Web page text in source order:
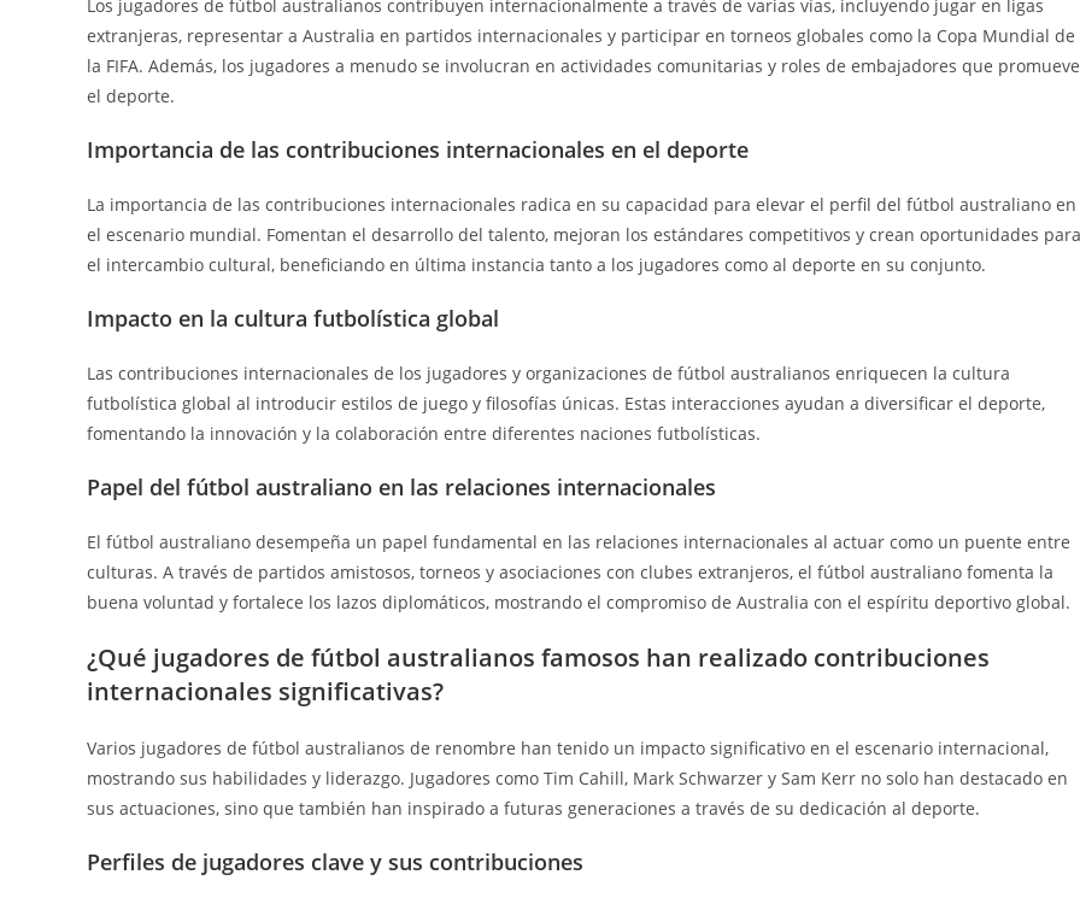
Los jugadores de fútbol australianos contribuyen internacionalmente a través de varias vías, incluyendo jugar en ligas
extranjeras, representar a Australia en partidos internacionales y participar en torneos globales como la Copa Mundial de
la FIFA. Además, los jugadores a menudo se involucran en actividades comunitarias y roles de embajadores que
el deporte.
Importancia de las contribuciones internacionales en el deporte
La importancia de las contribuciones internacionales radica en su capacidad para elevar el perfil del fútbol australiano en
el escenario mundial. Fomentan el desarrollo del talento, mejoran los estándares competitivos y crean oportunidades para
el intercambio cultural, beneficiando en última instancia tanto a los jugadores como al deporte en su conjunto.
Impacto en la cultura futbolística global
Las contribuciones internacionales de los jugadores y organizaciones de fútbol australianos enriquecen la cultura
futbolística global al introducir estilos de juego y filosofías únicas. Estas interacciones ayudan a diversificar el deporte,
fomentando la innovación y la colaboración entre diferentes naciones futbolísticas.
Papel del fútbol australiano en las relaciones internacionales
El fútbol australiano desempeña un papel fundamental en las relaciones internacionales al actuar como un puente entre
culturas. A través de partidos amistosos, torneos y asociaciones con clubes extranjeros, el fútbol australiano fomenta la
buena voluntad y fortalece los lazos diplomáticos, mostrando el compromiso de Australia con el espíritu deportivo global.
¿Qué jugadores de fútbol australianos famosos han realizado contribuciones
internacionales significativas?
Varios jugadores de fútbol australianos de renombre han tenido un impacto significativo en el escenario internacional,
mostrando sus habilidades y liderazgo. Jugadores como Tim Cahill, Mark Schwarzer y Sam Kerr no solo han destacado en
sus actuaciones, sino que también han inspirado a futuras generaciones a través de su dedicación al deporte.
Perfiles de jugadores clave y sus contribuciones